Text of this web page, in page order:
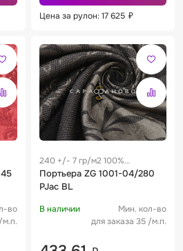
Цена за рулон: 17 625 ₽
во
м.п.
240 +/- 7 гр/м2 100%
полиэстер
Портьера ZG 1001-04/280
PJac BL
В наличии
Мин. кол-во
для заказа 35 /м.п.